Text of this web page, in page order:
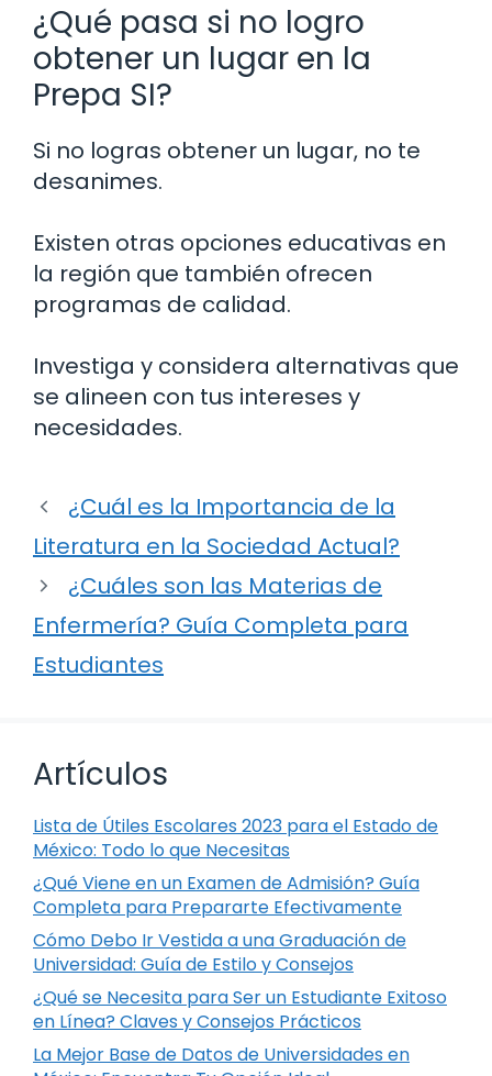
¿Qué pasa si no logro
obtener un lugar en la
Prepa SI?
Si no logras obtener un lugar, no te
desanimes.
Existen otras opciones educativas en
la región que también ofrecen
programas de calidad.
Investiga y considera alternativas que
se alineen con tus intereses y
necesidades.
¿Cuál es la Importancia de la
Literatura en la Sociedad Actual?
¿Cuáles son las Materias de
Enfermería? Guía Completa para
Estudiantes
Artículos
Lista de Útiles Escolares 2023 para el Estado de
México: Todo lo que Necesitas
¿Qué Viene en un Examen de Admisión? Guía
Completa para Prepararte Efectivamente
Cómo Debo Ir Vestida a una Graduación de
Universidad: Guía de Estilo y Consejos
¿Qué se Necesita para Ser un Estudiante Exitoso
en Línea? Claves y Consejos Prácticos
La Mejor Base de Datos de Universidades en